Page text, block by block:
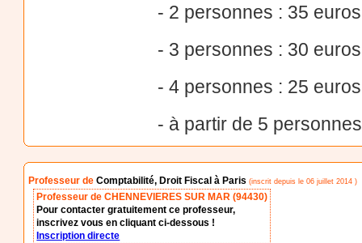
- 2 personnes : 35
- 3 personnes : 30
- 4 personnes : 25
- à partir de 5
Professeur deComptabilité, Droit Fiscal à Paris (inscrit depuis le 06 juillet 2014 )
Professeur de CHENNEVIERES SUR MAR (94430)
Pour contacter gratuitement ce professeur,
inscrivez vous en cliquant ci-dessous !
Inscription directe